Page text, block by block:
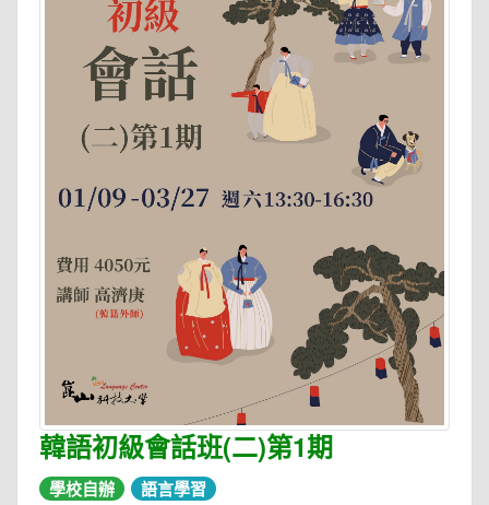
韓語初級會話班(二)第1期
學校自辦 語言學習